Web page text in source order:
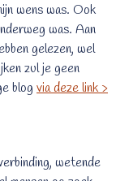
wens was. Ook
was. Aan
gelezen, wel
zul je geen
blog via deze link >
wetende